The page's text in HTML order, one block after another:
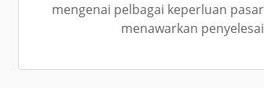
mengenai pelbagai keperluan
menawarkan